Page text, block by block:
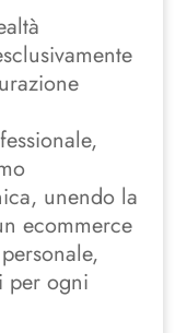
unendo la
ecommerce
per ogni